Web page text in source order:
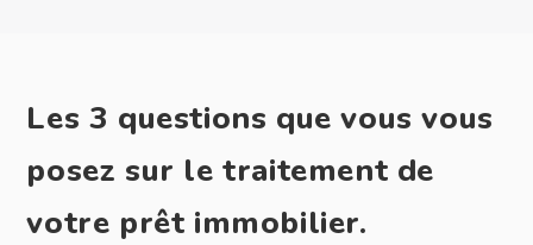
Les 3 questions que vous vous
posez sur le traitement de
votre prêt immobilier.